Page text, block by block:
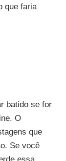
que faria
batido se for
O
que
Se você
essa